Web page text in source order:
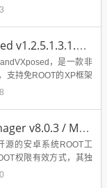
欢搞机的人也越来越
【安卓】SandVXposed v1.2.5.1.3.1.7.7，免root的XP框架
，是一款非
支持免ROOT的XP框架
外置存储等功能，免除
件截图：下载地址：...【安卓】Magisk Manager v8.0.3 / Magisk v21.1.0面具安卓root工具
源的安卓系统ROOT工
权限有效方式，其独
过Magisk管理器刷入